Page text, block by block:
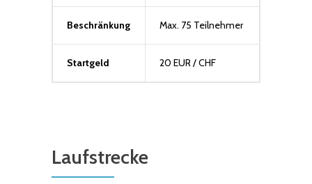
Beschränkung Max. 75 Teilnehmer
Startgeld 20 EUR / CHF
Laufstrecke